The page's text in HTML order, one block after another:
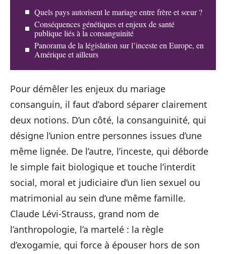
Quels pays autorisent le mariage entre frère et sœur ?
Conséquences génétiques et enjeux de santé
publique liés à la consanguinité
Panorama de la législation sur l’inceste en Europe, en
Amérique et ailleurs
Pour démêler les enjeux du mariage
consanguin, il faut d’abord séparer clairement
deux notions. D’un côté, la consanguinité, qui
désigne l’union entre personnes issues d’une
même lignée. De l’autre, l’inceste, qui déborde
le simple fait biologique et touche l’interdit
social, moral et judiciaire d’un lien sexuel ou
matrimonial au sein d’une même famille.
Claude Lévi-Strauss, grand nom de
l’anthropologie, l’a martelé : la règle
d’exogamie, qui force à épouser hors de son